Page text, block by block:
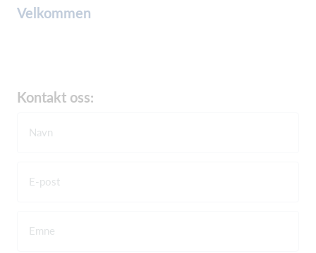
Velkommen
Kontakt oss:
Navn
E-post
Emne